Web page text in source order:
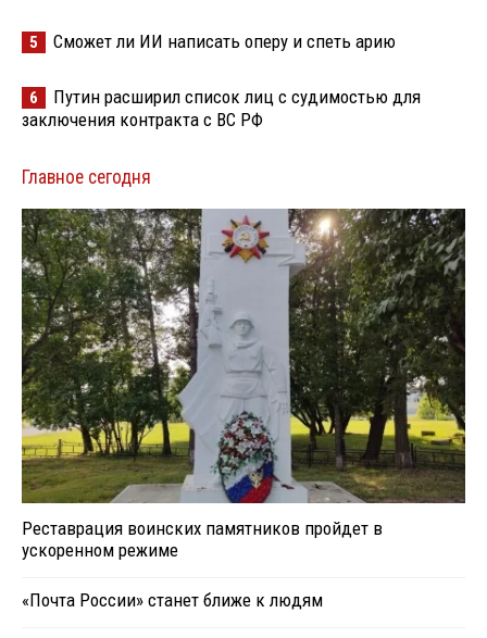
5 Сможет ли ИИ написать оперу и спеть арию
6
Путин расширил список лиц с судимостью для
заключения контракта с ВС РФ
Главное сегодня
Реставрация воинских памятников пройдет в
ускоренном режиме
«Почта России» станет ближе к людям